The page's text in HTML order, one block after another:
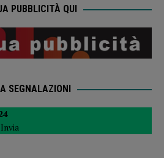
PUBBLICITÀ QUI
SEGNALAZIONI
Invia